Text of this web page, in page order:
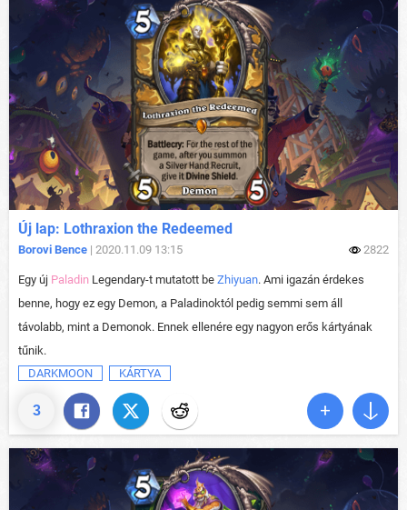
3
Új lap: Lothraxion the Redeemed
Borovi Bence | 2020.11.09 13:15 2822
Egy új Paladin Legendary-t mutatott be Zhiyuan. Ami igazán érdekes
benne, hogy ez egy Demon, a Paladinoktól pedig semmi sem áll
távolabb, mint a Demonok. Ennek ellenére egy nagyon erős kártyának
tűnik.
DARKMOON
KÁRTYA